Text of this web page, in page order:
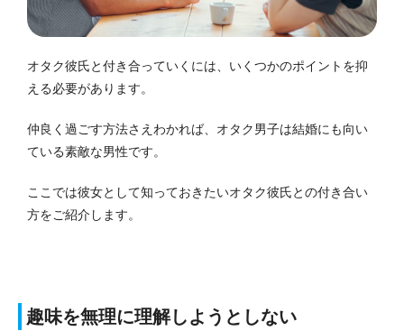
オタク彼氏と付き合っていくには、いくつかのポイントを抑
える必要があります。
仲良く過ごす方法さえわかれば、オタク男子は結婚にも向い
ている素敵な男性です。
ここでは彼女として知っておきたいオタク彼氏との付き合い
方をご紹介します。
趣味を無理に理解しようとしない